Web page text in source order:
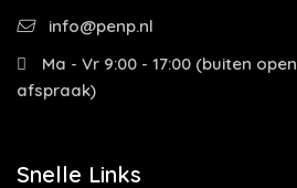
info@penp.nl
Ma - Vr 9:00 - 17:00 (buiten
afspraak)
Snelle Links